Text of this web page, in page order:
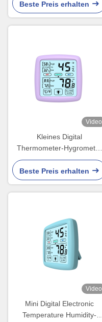
Beste Preis erhalten
Video
Kleines Digital
Thermometer-Hygrometer
Lcd für das Zigarren-
Luftfeuchtigkeitsregler-
Feuchtigkeits-Messgerät
Innen
Beste Preis erhalten
Video
Mini Digital Electronic
Temperature Humidity-